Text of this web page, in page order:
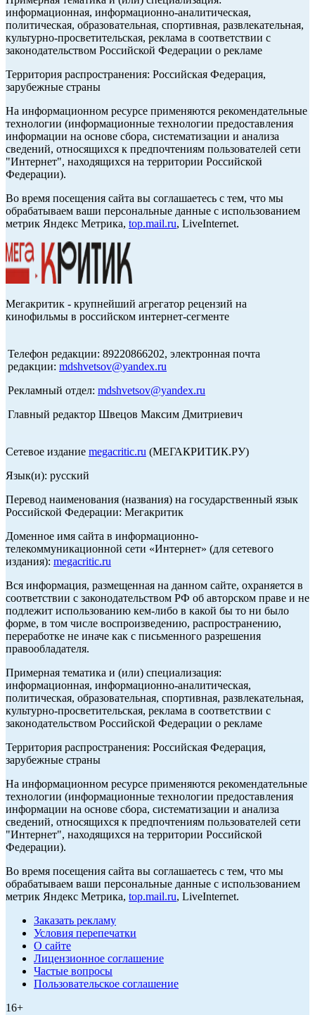
информационная, информационно-аналитическая,
политическая, образовательная, спортивная, развлекательная,
культурно-просветительская, реклама в соответствии с
законодательством Российской Федерации о рекламе
Территория распространения: Российская Федерация,
зарубежные страны
На информационном ресурсе применяются рекомендательные
технологии (информационные технологии предоставления
информации на основе сбора, систематизации и анализа
сведений, относящихся к предпочтениям пользователей сети
"Интернет", находящихся на территории Российской
Федерации).
Во время посещения сайта вы соглашаетесь с тем, что мы
обрабатываем ваши персональные данные с использованием
метрик Яндекс Метрика, top.mail.ru, LiveInternet.
Мегакритик - крупнейший агрегатор рецензий на
кинофильмы в российском интернет-сегменте
Телефон редакции: 89220866202, электронная почта
редакции: mdshvetsov@yandex.ru
Рекламный отдел: mdshvetsov@yandex.ru
Главный редактор Швецов Максим Дмитриевич
Сетевое издание megacritic.ru (МЕГАКРИТИК.РУ)
Язык(и): русский
Перевод наименования (названия) на государственный язык
Российской Федерации: Мегакритик
Доменное имя сайта в информационно-
телекоммуникационной сети «Интернет» (для сетевого
издания): megacritic.ru
Вся информация, размещенная на данном сайте, охраняется в
соответствии с законодательством РФ об авторском праве и не
подлежит использованию кем-либо в какой бы то ни было
форме, в том числе воспроизведению, распространению,
переработке не иначе как с письменного разрешения
правообладателя.
Примерная тематика и (или) специализация:
информационная, информационно-аналитическая,
политическая, образовательная, спортивная, развлекательная,
культурно-просветительская, реклама в соответствии с
законодательством Российской Федерации о рекламе
Территория распространения: Российская Федерация,
зарубежные страны
На информационном ресурсе применяются рекомендательные
технологии (информационные технологии предоставления
информации на основе сбора, систематизации и анализа
сведений, относящихся к предпочтениям пользователей сети
"Интернет", находящихся на территории Российской
Федерации).
Во время посещения сайта вы соглашаетесь с тем, что мы
обрабатываем ваши персональные данные с использованием
метрик Яндекс Метрика, top.mail.ru, LiveInternet.
Заказать рекламу
Условия перепечатки
О сайте
Лицензионное соглашение
Частые вопросы
Пользовательское соглашение
16+